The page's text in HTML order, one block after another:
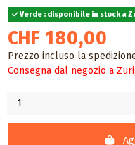
Verde : disponibile in stock a
CHF 180,00
Prezzo incluso la
Consegna dal negozio a